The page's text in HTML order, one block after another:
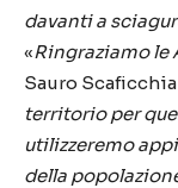
davanti a
«Ringraziamo le
Sauro Scaficchia
territorio per
utilizzeremo
della